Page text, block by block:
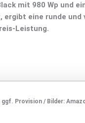
mit 980 Wp und
eine runde und
Leistung.
Provision / Bilder: